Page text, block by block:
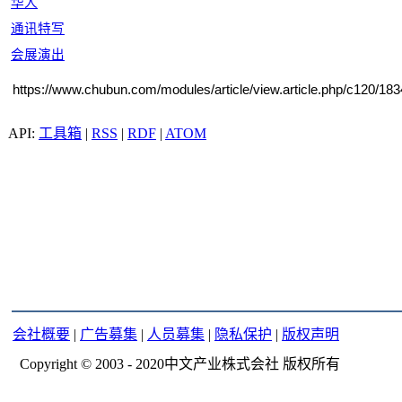
通讯特写
会展演出
https://www.chubun.com/modules/article/view.article.php/c120/
工具箱 | RSS | RDF | ATOM
会社概要 | 广告募集 | 人员募集 | 隐私保护 | 版权声明
Copyright © 2003 - 2020中文产业株式会社 版权所有